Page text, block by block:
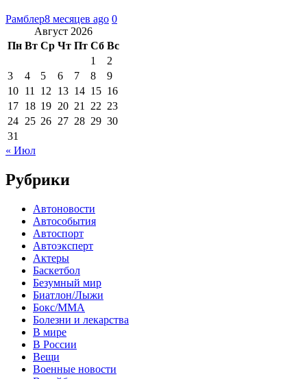
Рамблер8 месяцев ago 0
Август 2026
Пн Вт Ср Чт Пт Сб Вс
1
2
3
4 5 6 7 8
9
10 11 12 13 14 15 16
17 18 19 20 21 22 23
24 25 26 27 28 29 30
31
« Июл
Рубрики
Автоновости
Автособытия
Автоспорт
Автоэксперт
Актеры
Баскетбол
Безумный мир
Биатлон/Лыжи
Бокс/MMA
Болезни и лекарства
В мире
В России
Вещи
Военные новости